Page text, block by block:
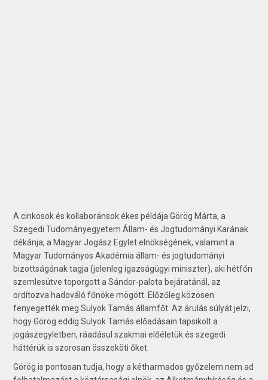
A cinkosok és kollaboránsok ékes példája Görög Márta, a
Szegedi Tudományegyetem Állam- és Jogtudományi Karának
dékánja, a Magyar Jogász Egylet elnökségének, valamint a
Magyar Tudományos Akadémia állam- és jogtudományi
bizottságának tagja (jelenleg igazságügyi miniszter), aki hétfőn
szemlesütve toporgott a Sándor-palota bejáratánál, az
ordítozva hadováló főnöke mögött. Előzőleg közösen
fenyegették meg Sulyok Tamás államfőt. Az árulás súlyát jelzi,
hogy Görög eddig Sulyok Tamás előadásain tapsikolt a
jogászegyletben, ráadásul szakmai előéletük és szegedi
háttérük is szorosan összeköti őket.
Görög is pontosan tudja, hogy a kétharmados győzelem nem ad